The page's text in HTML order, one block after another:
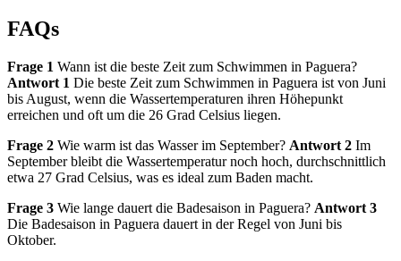
FAQs
Frage 1 Wann ist die beste Zeit zum Schwimmen in Paguera?
Antwort 1 Die beste Zeit zum Schwimmen in Paguera ist von Juni
bis August, wenn die Wassertemperaturen ihren Höhepunkt
erreichen und oft um die 26 Grad Celsius liegen.
Frage 2 Wie warm ist das Wasser im September? Antwort 2 Im
September bleibt die Wassertemperatur noch hoch, durchschnittlich
etwa 27 Grad Celsius, was es ideal zum Baden macht.
Frage 3 Wie lange dauert die Badesaison in Paguera? Antwort 3
Die Badesaison in Paguera dauert in der Regel von Juni bis
Oktober.